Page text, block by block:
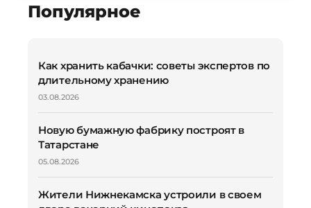
Популярное
Как хранить кабачки: советы экспертов по
длительному хранению
03.08.2026
Новую бумажную фабрику построят в
Татарстане
05.08.2026
Жители Нижнекамска устроили в своем